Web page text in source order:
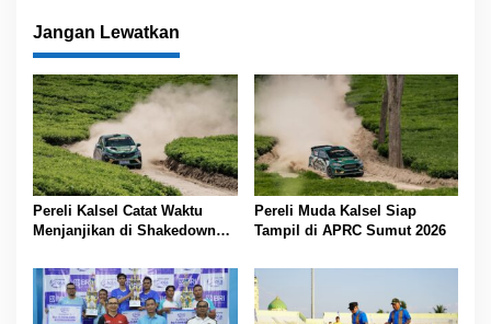
Jangan Lewatkan
Pereli Kalsel Catat Waktu
Menjanjikan di Shakedown
Pereli Muda Kalsel Siap
Tampil di APRC Sumut 2026